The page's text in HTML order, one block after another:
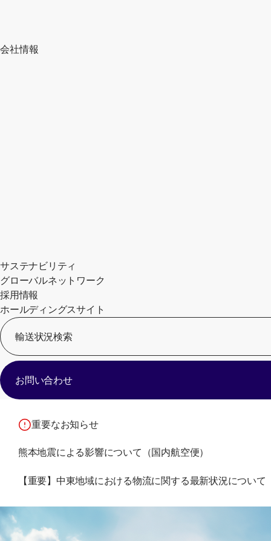
会社情報
サステナビリティ
グローバルネットワーク
採用情報
ホールディングスサイト
輸送状況検索
お問い合わせ
重要なお知らせ
熊本地震による影響について（国内航空便）
【重要】中東地域における物流に関する最新状況について